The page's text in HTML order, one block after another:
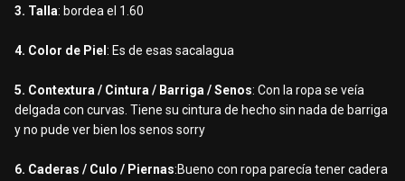
3. Talla: bordea el 1.60
4. Color de Piel : Es de esas sacalagua
5. Contextura / Cintura / Barriga / Senos: Con la ropa se veía
delgada con curvas. Tiene su cintura de hecho sin nada de barriga
y no pude ver bien los senos sorry
6. Caderas / Culo / Piernas:Bueno con ropa parecía tener cadera